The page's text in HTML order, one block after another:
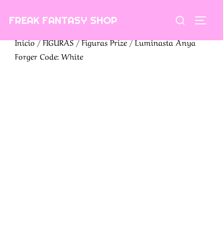
FREAK FANTASY SHOP Buscar:
Inicio/FIGURAS/Figuras Prize/ Luminasta Anya
Forger Code: White